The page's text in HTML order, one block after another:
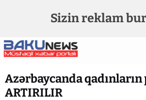
Sizin reklam
Azərbaycanda qadınların
ARTIRILIR